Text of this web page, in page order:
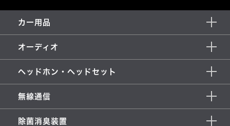
カー用品
オーディオ
ヘッドホン・ヘッドセット
無線通信
除菌消臭装置